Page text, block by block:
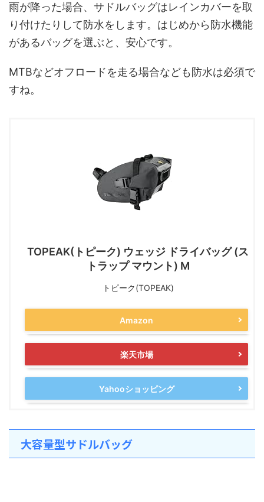
雨が降った場合、サドルバッグはレインカバーを取
り付けたりして防水をします。はじめから防水機能
があるバッグを選ぶと、安心です。
MTBなどオフロードを走る場合なども防水は必須で
すね。
TOPEAK(トピーク) ウェッジ ドライバッグ (ス
トラップ マウント) M
トピーク(TOPEAK)
Amazon
楽天市場
Yahooショッピング
大容量型サドルバッグ